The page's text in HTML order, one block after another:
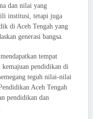
dan nilai yang
institusi, tetapi juga
di Aceh Tengah yang
generasi bangsa.
tempat
kemajuan pendidikan di
teguh nilai-nilai
Aceh Tengah
pendidikan dan